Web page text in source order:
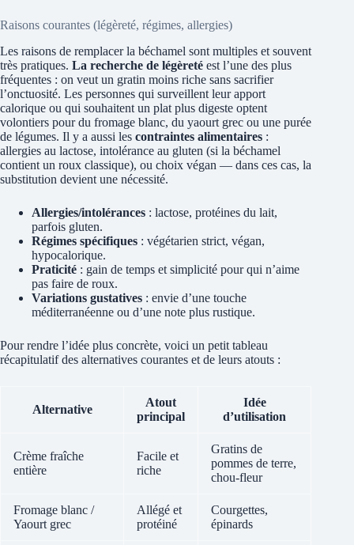
Raisons courantes (légèreté, régimes, allergies)
Les raisons de remplacer la béchamel sont multiples et souvent
très pratiques. La recherche de légèreté est l’une des plus
fréquentes : on veut un gratin moins riche sans sacrifier
l’onctuosité. Les personnes qui surveillent leur apport
calorique ou qui souhaitent un plat plus digeste optent
volontiers pour du fromage blanc, du yaourt grec ou une purée
de légumes. Il y a aussi les contraintes alimentaires :
allergies au lactose, intolérance au gluten (si la béchamel
contient un roux classique), ou choix végan — dans ces cas, la
substitution devient une nécessité.
Allergies/intolérances : lactose, protéines du lait,
parfois gluten.
Régimes spécifiques : végétarien strict, végan,
hypocalorique.
Praticité : gain de temps et simplicité pour qui n’aime
pas faire de roux.
Variations gustatives : envie d’une touche
méditerranéenne ou d’une note plus rustique.
Pour rendre l’idée plus concrète, voici un petit tableau
récapitulatif des alternatives courantes et de leurs atouts :
Alternative
Atout
principal
Idée
d’utilisation
Crème fraîche
entière
Facile et
riche
Gratins de
pommes de terre,
chou-fleur
Fromage blanc /
Yaourt grec
Allégé et
protéiné
Courgettes,
épinards